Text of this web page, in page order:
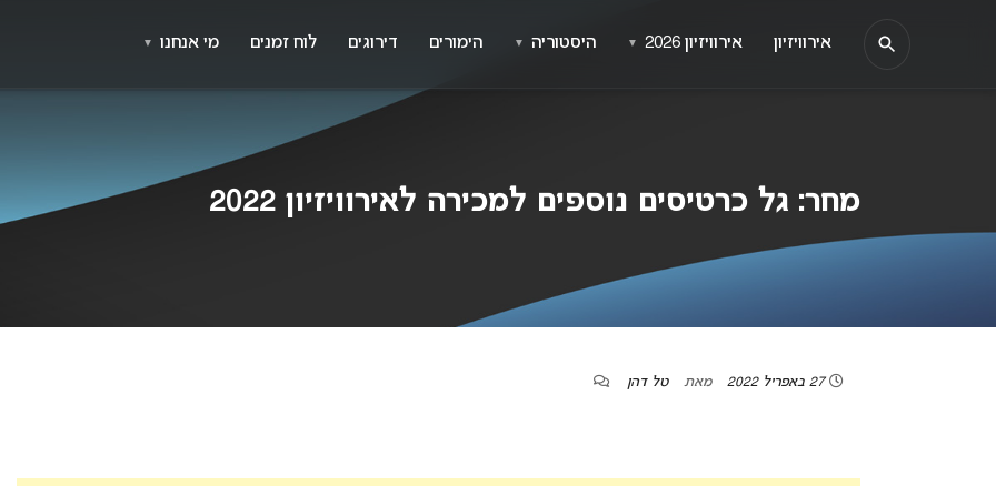
מחר: גל כרטיסים נוספים למכירה לאירוויזיון 2022
27 באפריל 2022 מאת טל דהן
אירוויזיון אירוויזיון 2026 ▼ היסטוריה ▼ הימורים דירוגים לוח זמנים מי אנחנו ▼